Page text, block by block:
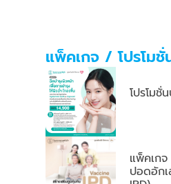
แพ็คเกจ / โปรโมชั่
โปรโมชั่
แพ็คเก
ปอดอัก